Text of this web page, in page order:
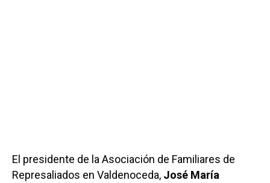
El presidente de la Asociación de Familiares de
Represaliados en Valdenoceda, José María